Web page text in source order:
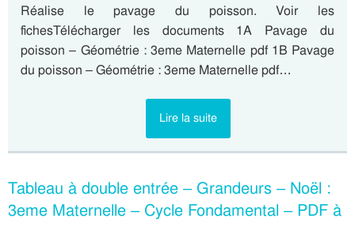
Réalise le pavage du poisson. Voir les
fichesTélécharger les documents 1A Pavage du
poisson – Géométrie : 3eme Maternelle pdf 1B Pavage
du poisson – Géométrie : 3eme Maternelle pdf…
Lire la suite
Tableau à double entrée – Grandeurs – Noël :
3eme Maternelle – Cycle Fondamental – PDF à